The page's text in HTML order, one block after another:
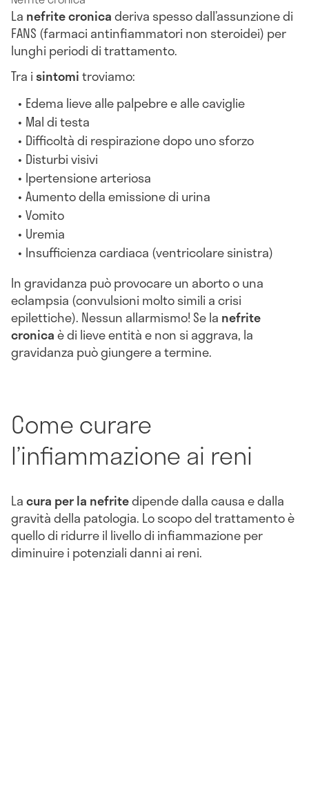
La nefrite cronicaderiva spesso dall’assunzione di
FANS (farmaci antinfiammatori non steroidei) per
lunghi periodi di trattamento.
Tra isintomitroviamo:
Edema lieve alle palpebre e alle caviglie
Mal di testa
Difficoltà di respirazione dopo uno sforzo
Disturbi visivi
Ipertensione arteriosa
Aumento della emissione di urina
Vomito
Uremia
Insufficienza cardiaca (ventricolare sinistra)
In gravidanza può provocare un aborto o una
eclampsia (convulsioni molto simili a crisi
epilettiche). Nessun allarmismo! Se la nefrite
cronicaè di lieve entità e non si aggrava, la
gravidanza può giungere a termine.
Come curare
l’infiammazione ai reni
Lacura per la nefritedipende dalla causa e dalla
gravità della patologia. Lo scopo del trattamento è
quello di ridurre il livello di infiammazione per
diminuire i potenziali danni ai reni.